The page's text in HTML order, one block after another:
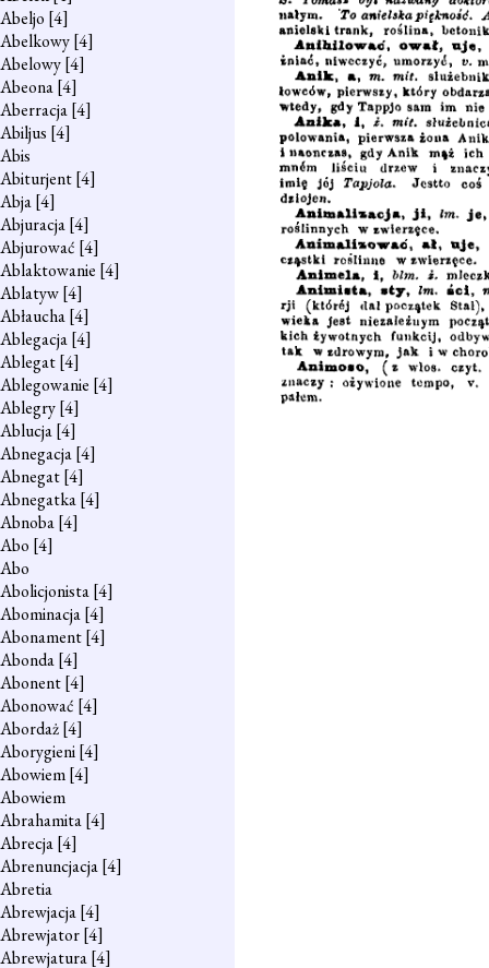
Abeljo [4]
Abelkowy[4]
Abelowy[4]
Abeona[4]
Aberracja[4]
Abiljus [4]
Abis
Abiturjent[4]
Abja[4]
Abjuracja[4]
Abjurować [4]
Ablaktowanie [4]
Ablatyw[4]
Abłaucha[4]
Ablegacja[4]
Ablegat[4]
Ablegowanie [4]
Ablegry[4]
Ablucja[4]
Abnegacja[4]
Abnegat[4]
Abnegatka[4]
Abnoba[4]
Abo [4]
Abo
Abolicjonista[4]
Abominacja[4]
Abonament[4]
Abonda[4]
Abonent[4]
Abonować [4]
Abordaż[4]
Aborygieni[4]
Abowiem[4]
Abowiem
Abrahamita[4]
Abrecja[4]
Abrenuncjacja[4]
Abretia
Abrewjacja[4]
Abrewjator[4]
Abrewjatura[4]